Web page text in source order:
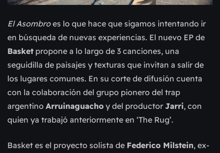
El Asombroes lo que hace que sigamos intentando ir
en búsqueda de nuevas experiencias. El nuevo EP de
Basket propone a lo largo de 3 canciones, una
seguidilla de paisajes y texturas que invitan a salir de
los lugares comunes. En su corte de difusión cuenta
con la colaboración del grupo pionero del trap
argentino Arruinaguacho y del productor Jarri, con
quien ya trabajó anteriormente en ‘The Rug’.
Basket es el proyecto solista de Federico Milstein, ex-